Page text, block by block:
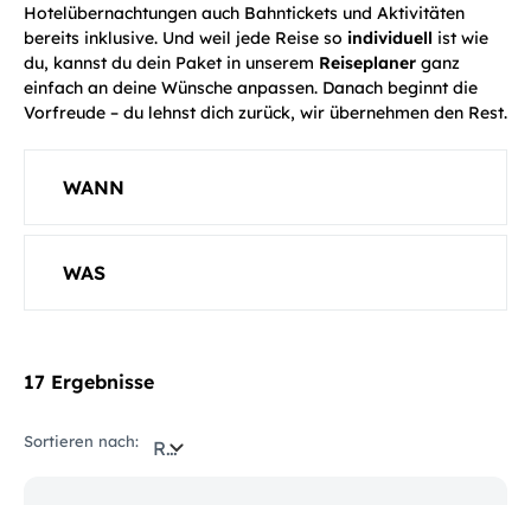
Hotelübernachtungen auch Bahntickets und Aktivitäten
bereits inklusive. Und weil jede Reise so individuell ist wie
du, kannst du dein Paket in unserem Reiseplaner ganz
einfach an deine Wünsche anpassen. Danach beginnt die
Vorfreude – du lehnst dich zurück, wir übernehmen den Rest.
WANN
WAS
17 Ergebnisse
Sortieren nach: Relevanz